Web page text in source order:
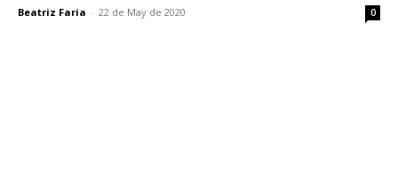
Beatriz Faria - 22 de May de 2020 0